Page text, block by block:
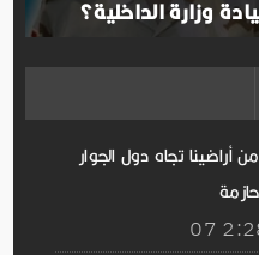
وزارة الداخلية؟
أراضينا تجاه دول الجوار